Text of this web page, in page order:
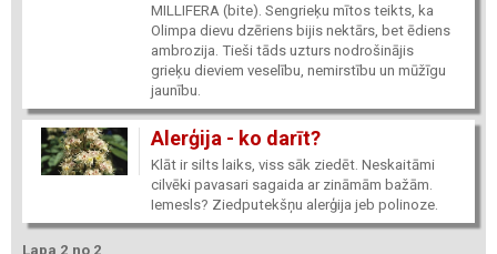
MILLIFERA (bite). Sengrieķu mītos teikts, ka
Olimpa dievu dzēriens bijis nektārs, bet ēdiens
ambrozija. Tieši tāds uzturs nodrošinājis
grieķu dieviem veselību, nemirstību un mūžīgu
jaunību.
Alerģija - ko darīt?
Klāt ir silts laiks, viss sāk ziedēt. Neskaitāmi
cilvēki pavasari sagaida ar zināmām bažām.
Iemesls? Ziedputekšņu alerģija jeb polinoze.
Lapa 2 no 2